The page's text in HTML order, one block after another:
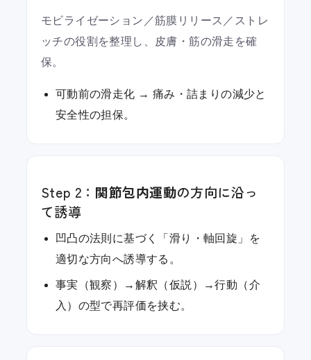
モビライゼーション／筋膜リリース／ストレ
ッチの役割を整理し、皮膚・筋の滑走を確
保。
可動前の滑走化 → 痛み・詰まりの減少と
安全性の担保。
Step 2： 関節包内運動の方向に沿っ
て誘導
凹凸の法則に基づく「滑り・軸回旋」を
適切な方向へ誘導する。
事実（観察）→解釈（仮説）→行動（介
入）の型で再評価を挟む。